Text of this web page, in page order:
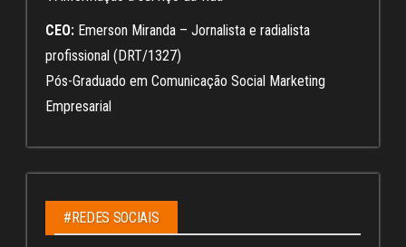
CEO: Emerson Miranda – Jornalista e radialista
profissional (DRT/1327)
Pós-Graduado em Comunicação Social Marketing
Empresarial
#REDES SOCIAIS